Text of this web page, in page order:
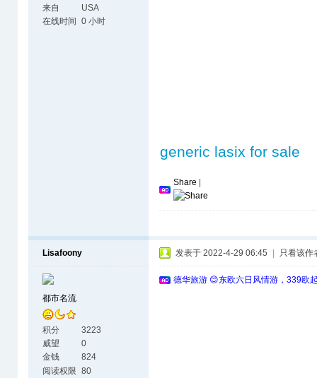
来自
USA
在线时间
0 小时
generic lasix for sale
Share
Lisafoony
都市名流
积分
3223
威望
0
金钱
824
阅读权限 80
发表于 2022-4-29 06:45 只看该作
德华旅游 😊东欧六日风情游，339欧